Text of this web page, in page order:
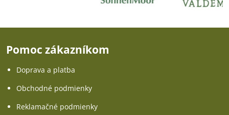
Pomoc zákazníkom
Doprava a platba
Obchodné podmienky
Reklamačné podmienky